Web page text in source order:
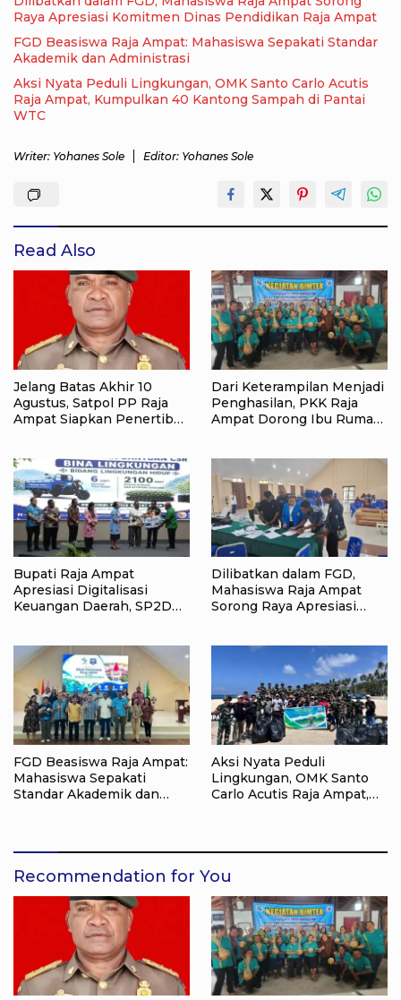
Raya Apresiasi Komitmen Dinas Pendidikan Raja Ampat
FGD Beasiswa Raja Ampat: Mahasiswa Sepakati Standar
Akademik dan Administrasi
Aksi Nyata Peduli Lingkungan, OMK Santo Carlo Acutis
Raja Ampat, Kumpulkan 40 Kantong Sampah di Pantai
WTC
Writer: Yohanes Sole Editor: Yohanes Sole
Read Also
Jelang Batas Akhir 10
Agustus, Satpol PP Raja
Ampat Siapkan Penertiban
Dari Keterampilan Menjadi
Penghasilan, PKK Raja
Ampat Dorong Ibu Rumah
Bupati Raja Ampat
Apresiasi Digitalisasi
Keuangan Daerah, SP2D
Dilibatkan dalam FGD,
Mahasiswa Raja Ampat
Sorong Raya Apresiasi
FGD Beasiswa Raja Ampat:
Mahasiswa Sepakati
Standar Akademik dan
Aksi Nyata Peduli
Lingkungan, OMK Santo
Carlo Acutis Raja Ampat,
Recommendation for You